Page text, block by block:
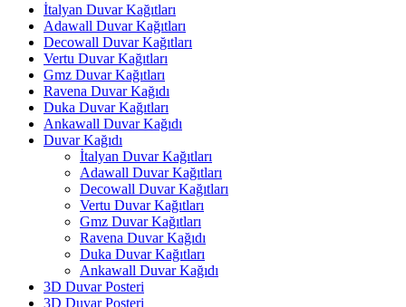
İtalyan Duvar Kağıtları
Adawall Duvar Kağıtları
Decowall Duvar Kağıtları
Vertu Duvar Kağıtları
Gmz Duvar Kağıtları
Ravena Duvar Kağıdı
Duka Duvar Kağıtları
Ankawall Duvar Kağıdı
Duvar Kağıdı
İtalyan Duvar Kağıtları
Adawall Duvar Kağıtları
Decowall Duvar Kağıtları
Vertu Duvar Kağıtları
Gmz Duvar Kağıtları
Ravena Duvar Kağıdı
Duka Duvar Kağıtları
Ankawall Duvar Kağıdı
3D Duvar Posteri
3D Duvar Posteri